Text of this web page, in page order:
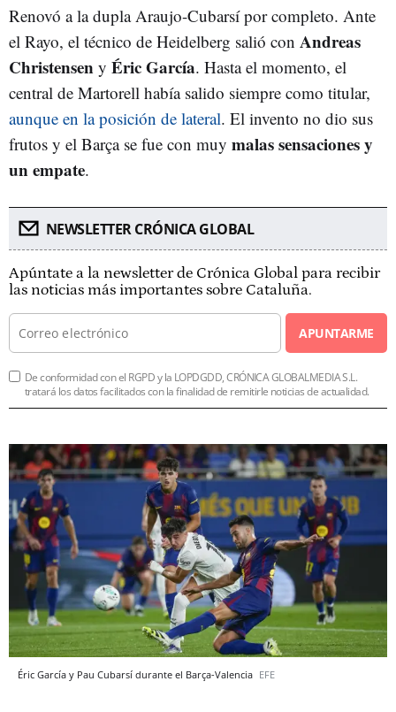
Renovó a la dupla Araujo-Cubarsí por completo. Ante
el Rayo, el técnico de Heidelberg salió con Andreas
Christensen y Éric García. Hasta el momento, el
central de Martorell había salido siempre como titular,
aunque en la posición de lateral. El invento no dio sus
frutos y el Barça se fue con muy malas sensaciones y
un empate.
NEWSLETTER CRÓNICA GLOBAL
Apúntate a la newsletter de Crónica Global para recibir
las noticias más importantes sobre Cataluña.
APUNTARME
De conformidad con el RGPD y la LOPDGDD, CRÓNICA GLOBALMEDIA S.L.
tratará los datos facilitados con la finalidad de remitirle noticias de actualidad.
Éric García y Pau Cubarsí durante el Barça-Valencia EFE